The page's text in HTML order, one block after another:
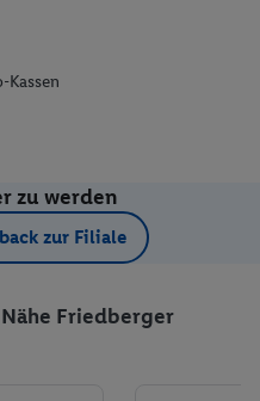
Kassen
zu werden
zur Filiale
Friedberger